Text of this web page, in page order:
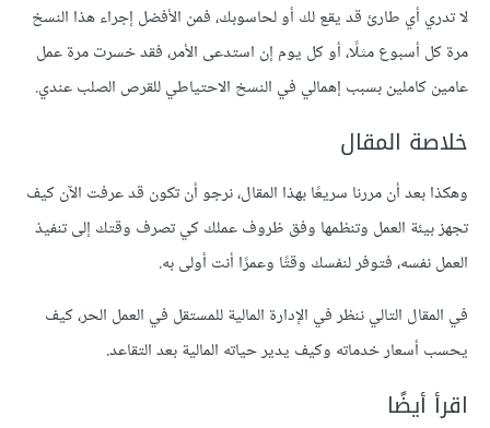
لا تدري أي طارئ قد يقع لك أو لحاسوبك، فمن الأفضل إجراء هذا النسخ
مرة كل أسبوع مثلًا، أو كل يوم إن استدعى الأمر، فقد خسرت مرة عمل
عامين كاملين بسبب إهمالي في النسخ الاحتياطي للقرص الصلب عندي.
خلاصة المقال
وهكذا بعد أن مررنا سريعًا بهذا المقال، نرجو أن تكون قد عرفت الآن كيف
تجهز بيئة العمل وتنظمها وفق ظروف عملك كي تصرف وقتك إلى تنفيذ
العمل نفسه، فتوفر لنفسك وقتًا وعمرًا أنت أولى به.
في المقال التالي ننظر في الإدارة المالية للمستقل في العمل الحر، كيف
يحسب أسعار خدماته وكيف يدير حياته المالية بعد التقاعد.
اقرأ أيضًا